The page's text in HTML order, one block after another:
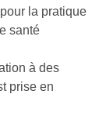
la pratique
santé
à des
prise en